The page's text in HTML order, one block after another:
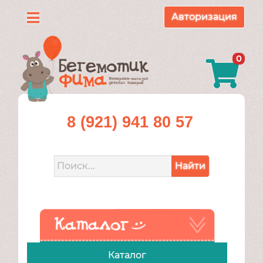
Каталог
О
нас
Доставка
Контакты
Авторизация
0
8 (921) 941 80 57
Найти
Каталог